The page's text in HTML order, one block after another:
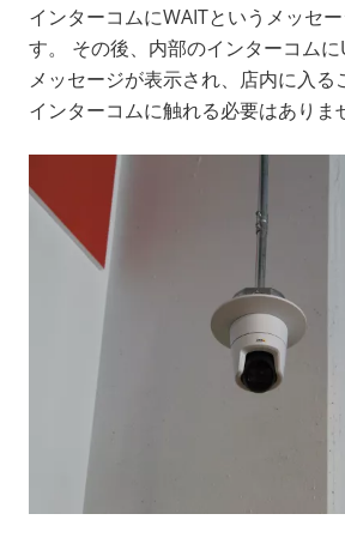
インターコムにWAITというメッセ
す。 その後、内部のインターコムに
メッセージが表示され、店内に入る
インターコムに触れる必要はありま